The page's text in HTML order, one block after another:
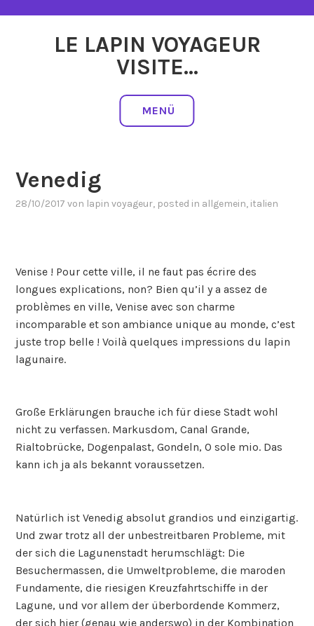
LE LAPIN VOYAGEUR
VISITE…
MENÜ
Venedig
28/10/2017 von lapin voyageur, posted in allgemein, italien
Venise ! Pour cette ville, il ne faut pas écrire des
longues explications, non? Bien qu’il y a assez de
problèmes en ville, Venise avec son charme
incomparable et son ambiance unique au monde, c’est
juste trop belle ! Voilà quelques impressions du lapin
lagunaire.
Große Erklärungen brauche ich für diese Stadt wohl
nicht zu verfassen. Markusdom, Canal Grande,
Rialtobrücke, Dogenpalast, Gondeln, O sole mio. Das
kann ich ja als bekannt voraussetzen.
Natürlich ist Venedig absolut grandios und einzigartig.
Und zwar trotz all der unbestreitbaren Probleme, mit
der sich die Lagunenstadt herumschlägt: Die
Besuchermassen, die Umweltprobleme, die maroden
Fundamente, die riesigen Kreuzfahrtschiffe in der
Lagune, und vor allem der überbordende Kommerz,
der sich hier (genau wie anderswo) in der Kombination